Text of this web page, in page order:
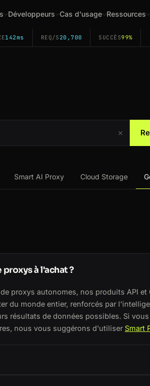
Développeurs Cas d'usage Ressources
142ms REQ/S 20,700 SUCCÈS99%
Smart AI Proxy Cloud Storage
à l'achat ?
proxys autonomes, nos produits API
du monde entier, renforcés par
résultats de données possibles. Si
nous vous suggérons d'utiliser Smart